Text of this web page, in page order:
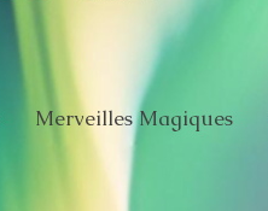
Merveilles Magiques